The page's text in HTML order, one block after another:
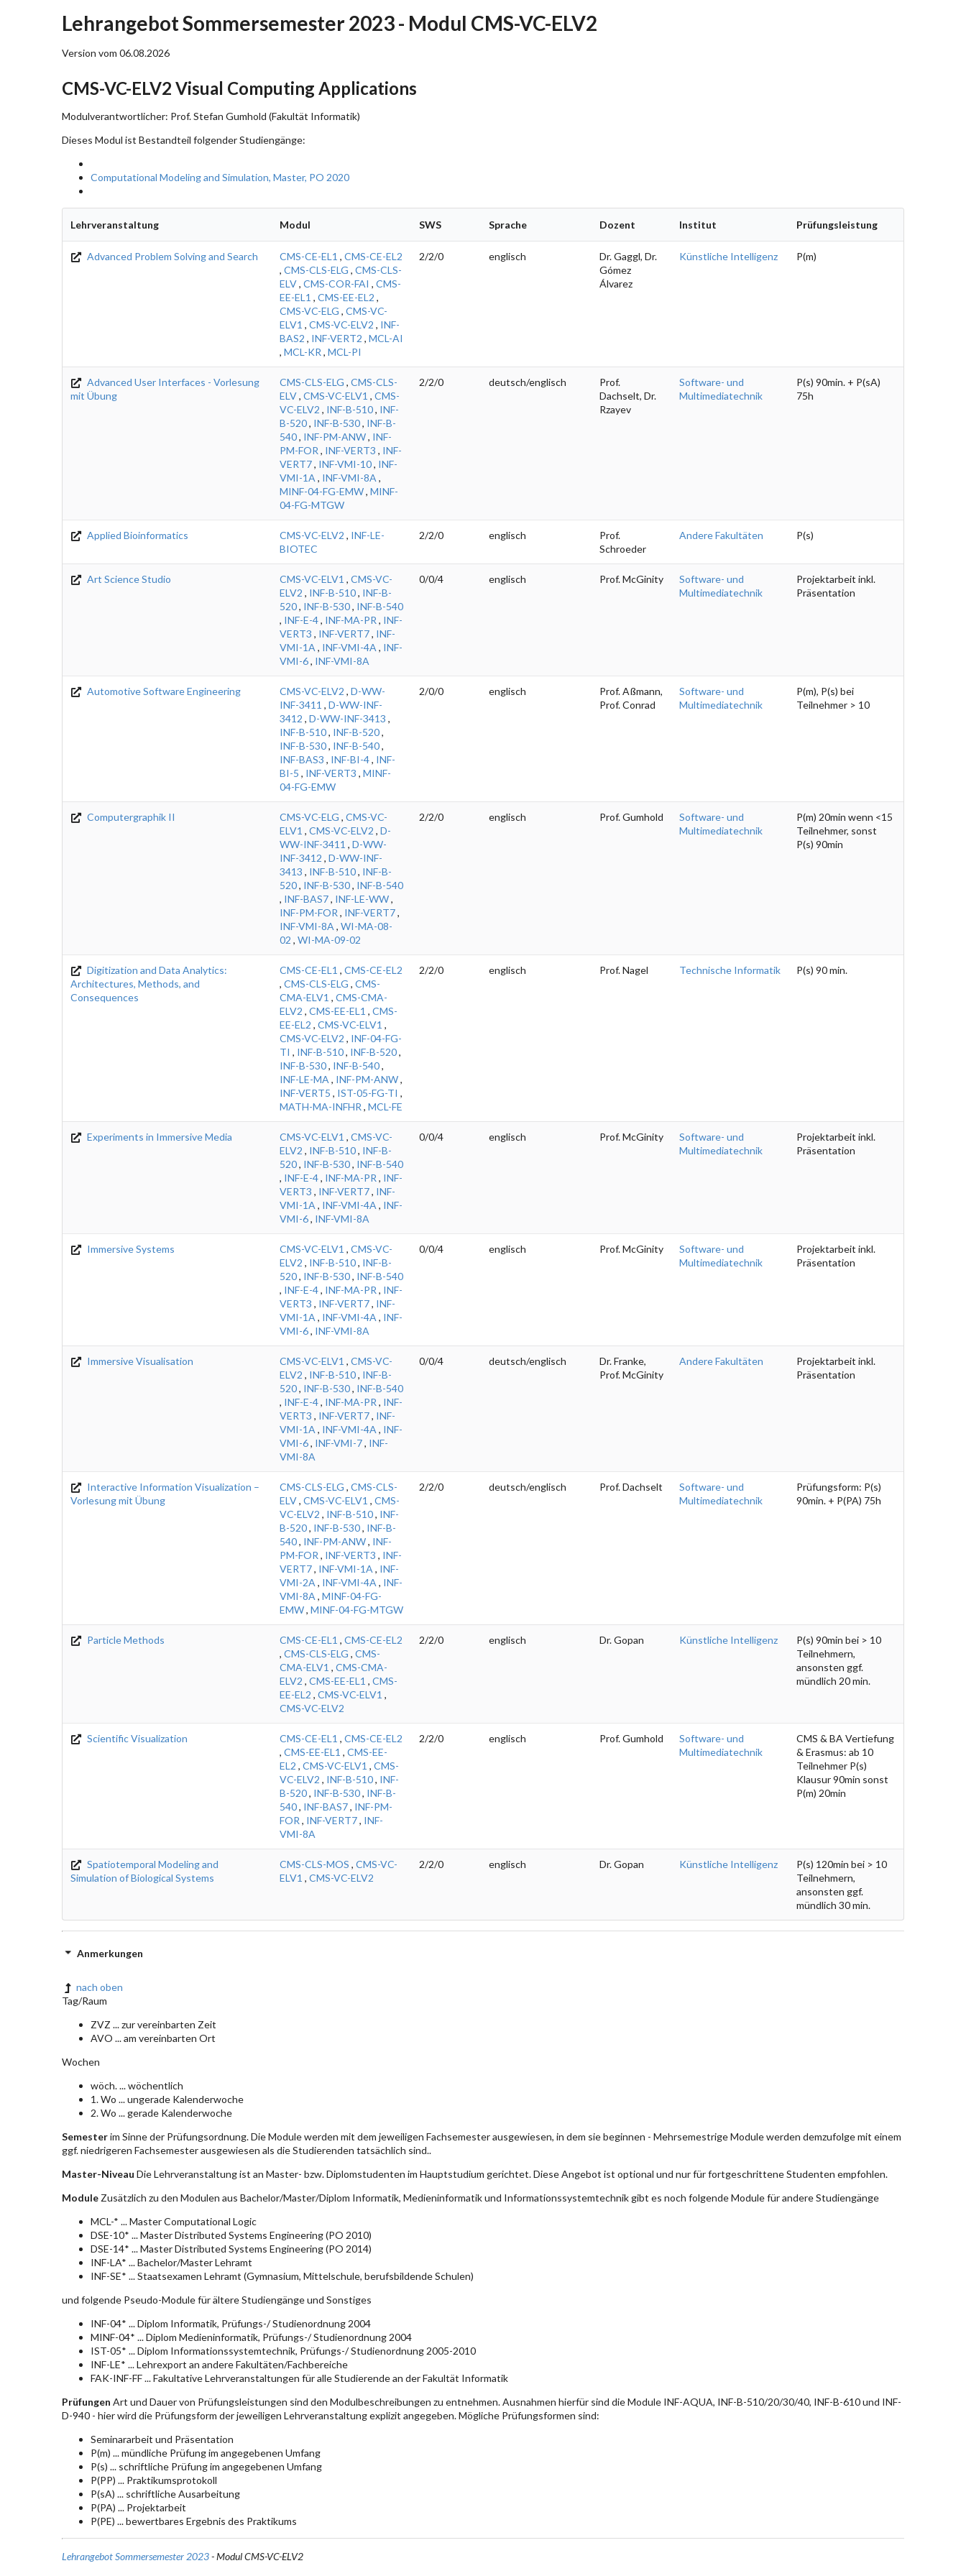
Lehrangebot Sommersemester 2023 - Modul CMS-VC-ELV2
Version vom 06.08.2026
CMS-VC-ELV2 Visual Computing Applications
Modulverantwortlicher: Prof. Stefan Gumhold (Fakultät Informatik)
Dieses Modul ist Bestandteil folgender Studiengänge:
Computational Modeling and Simulation, Master, PO 2020
Lehrveranstaltung Modul SWS Sprache Dozent Institut Prüfungsleistung
Advanced Problem Solving and Search CMS-CE-EL1 , CMS-CE-EL2
, CMS-CLS-ELG , CMS-CLS-
ELV, CMS-COR-FAI , CMS-
EE-EL1 , CMS-EE-EL2 ,
CMS-VC-ELG , CMS-VC-
ELV1 , CMS-VC-ELV2 , INF-
BAS2 , INF-VERT2 , MCL-AI
, MCL-KR , MCL-PI
2/2/0 englisch
Dr. Gaggl, Dr.
Gómez
Álvarez
Künstliche Intelligenz P(m)
Advanced User Interfaces - Vorlesung
mit Übung
CMS-CLS-ELG , CMS-CLS-
ELV, CMS-VC-ELV1 , CMS-
VC-ELV2 , INF-B-510, INF-
B-520, INF-B-530, INF-B-
540, INF-PM-ANW, INF-
PM-FOR , INF-VERT3 , INF-
VERT7, INF-VMI-10, INF-
VMI-1A , INF-VMI-8A ,
MINF-04-FG-EMW, MINF-
04-FG-MTGW
2/2/0 deutsch/englisch
Prof.
Dachselt, Dr.
Rzayev
Software- und
Multimediatechnik
P(s) 90min. + P(sA)
75h
Applied Bioinformatics CMS-VC-ELV2 , INF-LE-
BIOTEC
2/2/0 englisch
Prof.
Schroeder
Andere Fakultäten P(s)
Art Science Studio CMS-VC-ELV1 , CMS-VC-
ELV2 , INF-B-510, INF-B-
520, INF-B-530, INF-B-540
, INF-E-4, INF-MA-PR , INF-
VERT3 , INF-VERT7, INF-
VMI-1A , INF-VMI-4A , INF-
VMI-6, INF-VMI-8A
0/0/4 englisch Prof. McGinity
Software- und
Multimediatechnik
Projektarbeit inkl.
Präsentation
Automotive Software Engineering CMS-VC-ELV2 , D-WW-
INF-3411 , D-WW-INF-
3412 , D-WW-INF-3413 ,
INF-B-510, INF-B-520,
INF-B-530, INF-B-540,
INF-BAS3 , INF-BI-4, INF-
BI-5 , INF-VERT3 , MINF-
04-FG-EMW
2/0/0 englisch
Prof. Aßmann,
Prof. Conrad
Software- und
Multimediatechnik
P(m), P(s) bei
Teilnehmer > 10
Computergraphik II CMS-VC-ELG , CMS-VC-
ELV1 , CMS-VC-ELV2 , D-
WW-INF-3411 , D-WW-
INF-3412 , D-WW-INF-
3413 , INF-B-510, INF-B-
520, INF-B-530, INF-B-540
, INF-BAS7, INF-LE-WW,
INF-PM-FOR , INF-VERT7,
INF-VMI-8A , WI-MA-08-
02 , WI-MA-09-02
2/2/0 englisch Prof. Gumhold
Software- und
Multimediatechnik
P(m) 20min wenn <15
Teilnehmer, sonst
P(s) 90min
Digitization and Data Analytics:
Architectures, Methods, and
Consequences
CMS-CE-EL1 , CMS-CE-EL2
, CMS-CLS-ELG , CMS-
CMA-ELV1 , CMS-CMA-
ELV2 , CMS-EE-EL1 , CMS-
EE-EL2 , CMS-VC-ELV1 ,
CMS-VC-ELV2 , INF-04-FG-
TI , INF-B-510, INF-B-520,
INF-B-530, INF-B-540,
INF-LE-MA , INF-PM-ANW,
INF-VERT5 , IST-05-FG-TI ,
MATH-MA-INFHR , MCL-FE
2/2/0 englisch Prof. Nagel Technische Informatik P(s) 90 min.
Experiments in Immersive Media CMS-VC-ELV1 , CMS-VC-
ELV2 , INF-B-510, INF-B-
520, INF-B-530, INF-B-540
, INF-E-4, INF-MA-PR , INF-
VERT3 , INF-VERT7, INF-
VMI-1A , INF-VMI-4A , INF-
VMI-6, INF-VMI-8A
0/0/4 englisch Prof. McGinity
Software- und
Multimediatechnik
Projektarbeit inkl.
Präsentation
Immersive Systems CMS-VC-ELV1 , CMS-VC-
ELV2 , INF-B-510, INF-B-
520, INF-B-530, INF-B-540
, INF-E-4, INF-MA-PR , INF-
VERT3 , INF-VERT7, INF-
VMI-1A , INF-VMI-4A , INF-
VMI-6, INF-VMI-8A
0/0/4 englisch Prof. McGinity
Software- und
Multimediatechnik
Projektarbeit inkl.
Präsentation
Immersive Visualisation CMS-VC-ELV1 , CMS-VC-
ELV2 , INF-B-510, INF-B-
520, INF-B-530, INF-B-540
, INF-E-4, INF-MA-PR , INF-
VERT3 , INF-VERT7, INF-
VMI-1A , INF-VMI-4A , INF-
VMI-6, INF-VMI-7, INF-
VMI-8A
0/0/4 deutsch/englisch
Dr. Franke,
Prof. McGinity
Andere Fakultäten
Projektarbeit inkl.
Präsentation
Interactive Information Visualization –
Vorlesung mit Übung
CMS-CLS-ELG , CMS-CLS-
ELV, CMS-VC-ELV1 , CMS-
VC-ELV2 , INF-B-510, INF-
B-520, INF-B-530, INF-B-
540, INF-PM-ANW, INF-
PM-FOR , INF-VERT3 , INF-
VERT7, INF-VMI-1A , INF-
VMI-2A , INF-VMI-4A , INF-
VMI-8A , MINF-04-FG-
EMW, MINF-04-FG-MTGW
2/2/0 deutsch/englisch Prof. Dachselt
Software- und
Multimediatechnik
Prüfungsform: P(s)
90min. + P(PA) 75h
Particle Methods CMS-CE-EL1 , CMS-CE-EL2
, CMS-CLS-ELG , CMS-
CMA-ELV1 , CMS-CMA-
ELV2 , CMS-EE-EL1 , CMS-
EE-EL2 , CMS-VC-ELV1 ,
CMS-VC-ELV2
2/2/0 englisch Dr. Gopan Künstliche Intelligenz
P(s) 90min bei > 10
Teilnehmern,
ansonsten ggf.
mündlich 20 min.
Scientific Visualization CMS-CE-EL1 , CMS-CE-EL2
, CMS-EE-EL1 , CMS-EE-
EL2 , CMS-VC-ELV1 , CMS-
VC-ELV2 , INF-B-510, INF-
B-520, INF-B-530, INF-B-
540, INF-BAS7, INF-PM-
FOR , INF-VERT7, INF-
VMI-8A
2/2/0 englisch Prof. Gumhold
Software- und
Multimediatechnik
CMS & BA Vertiefung
& Erasmus: ab 10
Teilnehmer P(s)
Klausur 90min sonst
P(m) 20min
Spatiotemporal Modeling and
Simulation of Biological Systems
CMS-CLS-MOS , CMS-VC-
ELV1 , CMS-VC-ELV2
2/2/0 englisch Dr. Gopan Künstliche Intelligenz
P(s) 120min bei > 10
Teilnehmern,
ansonsten ggf.
mündlich 30 min.
Anmerkungen
nach oben
Tag/Raum
ZVZ ... zur vereinbarten Zeit
AVO ... am vereinbarten Ort
Wochen
wöch. ... wöchentlich
1. Wo ... ungerade Kalenderwoche
2. Wo ... gerade Kalenderwoche
Semesterim Sinne der Prüfungsordnung. Die Module werden mit dem jeweiligen Fachsemester ausgewiesen, in dem sie beginnen - Mehrsemestrige Module werden demzufolge mit einem
ggf. niedrigeren Fachsemester ausgewiesen als die Studierenden tatsächlich sind..
Master-Niveau Die Lehrveranstaltung ist an Master- bzw. Diplomstudenten im Hauptstudium gerichtet. Diese Angebot ist optional und nur für fortgeschrittene Studenten empfohlen.
ModuleZusätzlich zu den Modulen aus Bachelor/Master/Diplom Informatik, Medieninformatik und Informationssystemtechnik gibt es noch folgende Module für andere Studiengänge
MCL-* ... Master Computational Logic
DSE-10* ... Master Distributed Systems Engineering (PO 2010)
DSE-14* ... Master Distributed Systems Engineering (PO 2014)
INF-LA* ... Bachelor/Master Lehramt
INF-SE* ... Staatsexamen Lehramt (Gymnasium, Mittelschule, berufsbildende Schulen)
und folgende Pseudo-Module für ältere Studiengänge und Sonstiges
INF-04* ... Diplom Informatik, Prüfungs-/ Studienordnung 2004
MINF-04* ... Diplom Medieninformatik, Prüfungs-/ Studienordnung 2004
IST-05* ... Diplom Informationssystemtechnik, Prüfungs-/ Studienordnung 2005-2010
INF-LE* ... Lehrexport an andere Fakultäten/Fachbereiche
FAK-INF-FF ... Fakultative Lehrveranstaltungen für alle Studierende an der Fakultät Informatik
Prüfungen Art und Dauer von Prüfungsleistungen sind den Modulbeschreibungen zu entnehmen. Ausnahmen hierfür sind die Module INF-AQUA, INF-B-510/20/30/40, INF-B-610 und INF-
D-940 - hier wird die Prüfungsform der jeweiligen Lehrveranstaltung explizit angegeben. Mögliche Prüfungsformen sind:
Seminararbeit und Präsentation
P(m) ... mündliche Prüfung im angegebenen Umfang
P(s) ... schriftliche Prüfung im angegebenen Umfang
P(PP) ... Praktikumsprotokoll
P(sA) ... schriftliche Ausarbeitung
P(PA) ... Projektarbeit
P(PE) ... bewertbares Ergebnis des Praktikums
Lehrangebot Sommersemester 2023- Modul CMS-VC-ELV2